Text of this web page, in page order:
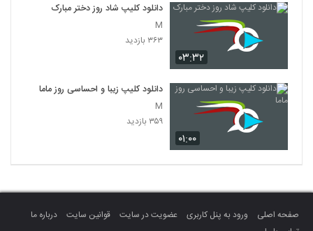
۰۳:۳۲
دانلود کلیپ شاد روز دختر مبارک
M
۳۶۳ بازدید
۰۱:۰۰
دانلود کلیپ زیبا و احساسی روز ماما
M
۳۵۹ بازدید
صفحه اصلی ورود به پنل کاربری عضویت در سایت قوانین سایت
درباره ما